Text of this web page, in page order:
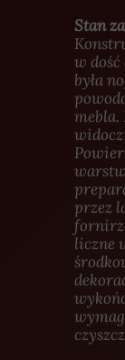
Stan
w
była
mebla.
przez
liczne